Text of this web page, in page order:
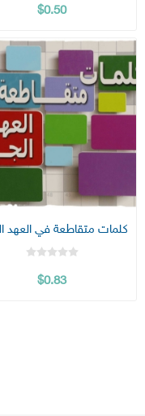
$0.50
كلمات متقاطعة في العهد
$0.83